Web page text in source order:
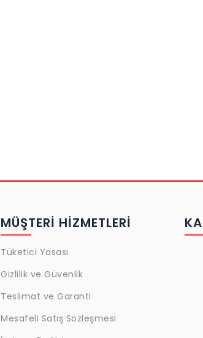
MÜŞTERİ HİZMETLERİ
Tüketici Yasası
Gizlilik ve Güvenlik
Teslimat ve Garanti
Mesafeli Satış Sözleşmesi